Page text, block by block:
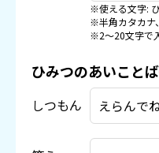
※使える文字:
※半角カタカナ
※2〜20文字で
ひみつのあいこと
しつもん